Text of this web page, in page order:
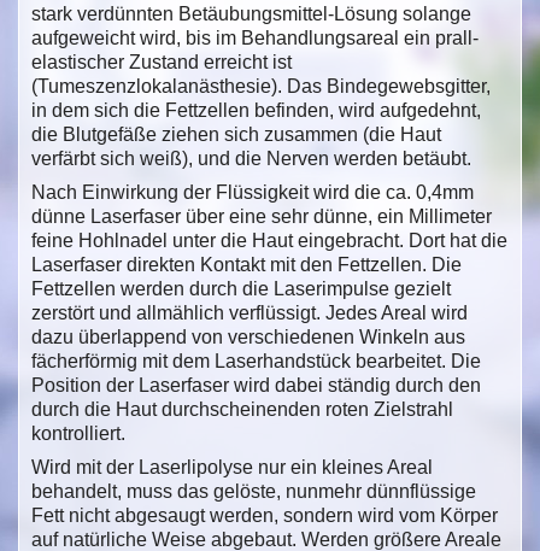
stark verdünnten Betäubungsmittel-Lösung solange
aufgeweicht wird, bis im Behandlungsareal ein prall-
elastischer Zustand erreicht ist
(Tumeszenzlokalanästhesie). Das Bindegewebsgitter,
in dem sich die Fettzellen befinden, wird aufgedehnt,
die Blutgefäße ziehen sich zusammen (die Haut
verfärbt sich weiß), und die Nerven werden betäubt.
Nach Einwirkung der Flüssigkeit wird die ca. 0,4mm
dünne Laserfaser über eine sehr dünne, ein Millimeter
feine Hohlnadel unter die Haut eingebracht. Dort hat die
Laserfaser direkten Kontakt mit den Fettzellen. Die
Fettzellen werden durch die Laserimpulse gezielt
zerstört und allmählich verflüssigt. Jedes Areal wird
dazu überlappend von verschiedenen Winkeln aus
fächerförmig mit dem Laserhandstück bearbeitet. Die
Position der Laserfaser wird dabei ständig durch den
durch die Haut durchscheinenden roten Zielstrahl
kontrolliert.
Wird mit der Laserlipolyse nur ein kleines Areal
behandelt, muss das gelöste, nunmehr dünnflüssige
Fett nicht abgesaugt werden, sondern wird vom Körper
auf natürliche Weise abgebaut. Werden größere Areale